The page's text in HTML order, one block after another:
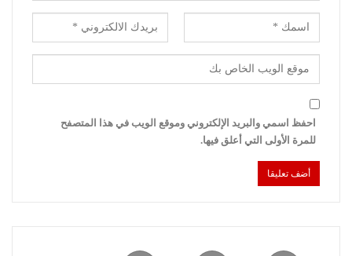
احفظ اسمي والبريد الإلكتروني وموقع الويب في هذا المتصفح
للمرة الأولى التي أعلق فيها.